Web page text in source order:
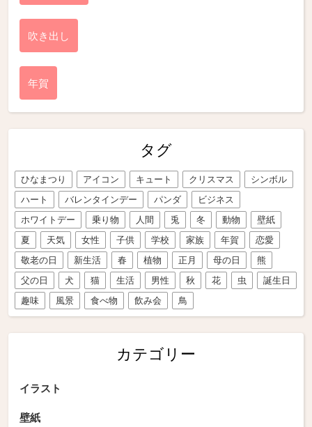
吹き出し
年賀
タグ
ひなまつり アイコン キュート クリスマス
シンボル
ハート
バレンタインデー パンダ
ビジネス
ホワイトデー
乗り物 人間 兎 冬 動物
壁紙
夏
天気 女性 子供 学校 家族 年賀
恋愛
敬老の日
新生活 春 植物 正月 母の日
熊
父の日
犬 猫 生活 男性 秋 花 虫
誕生日
趣味
風景 食べ物 飲み会 鳥
カテゴリー
イラスト
壁紙